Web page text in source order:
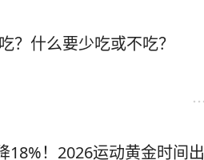
？什么要少吃或不吃？
18%！2026运动黄金时间出